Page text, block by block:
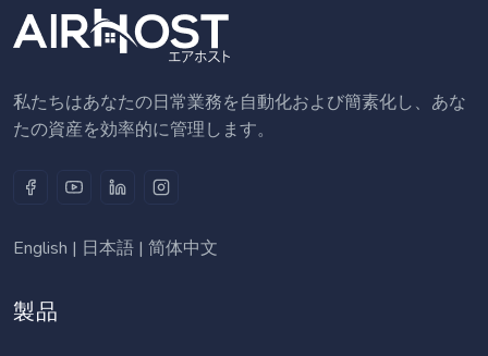
私たちはあなたの日常業務を自動化および簡素化し、あな
たの資産を効率的に管理します。
English | 日本語 | 简体中文
製品